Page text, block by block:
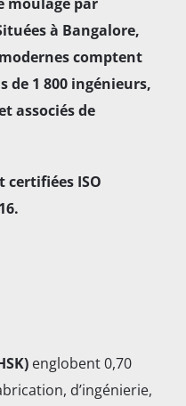
à Bangalore,
comptent
de 1 800 ingénieurs,
associés de
ISO
englobent 0,70
d’ingénierie,